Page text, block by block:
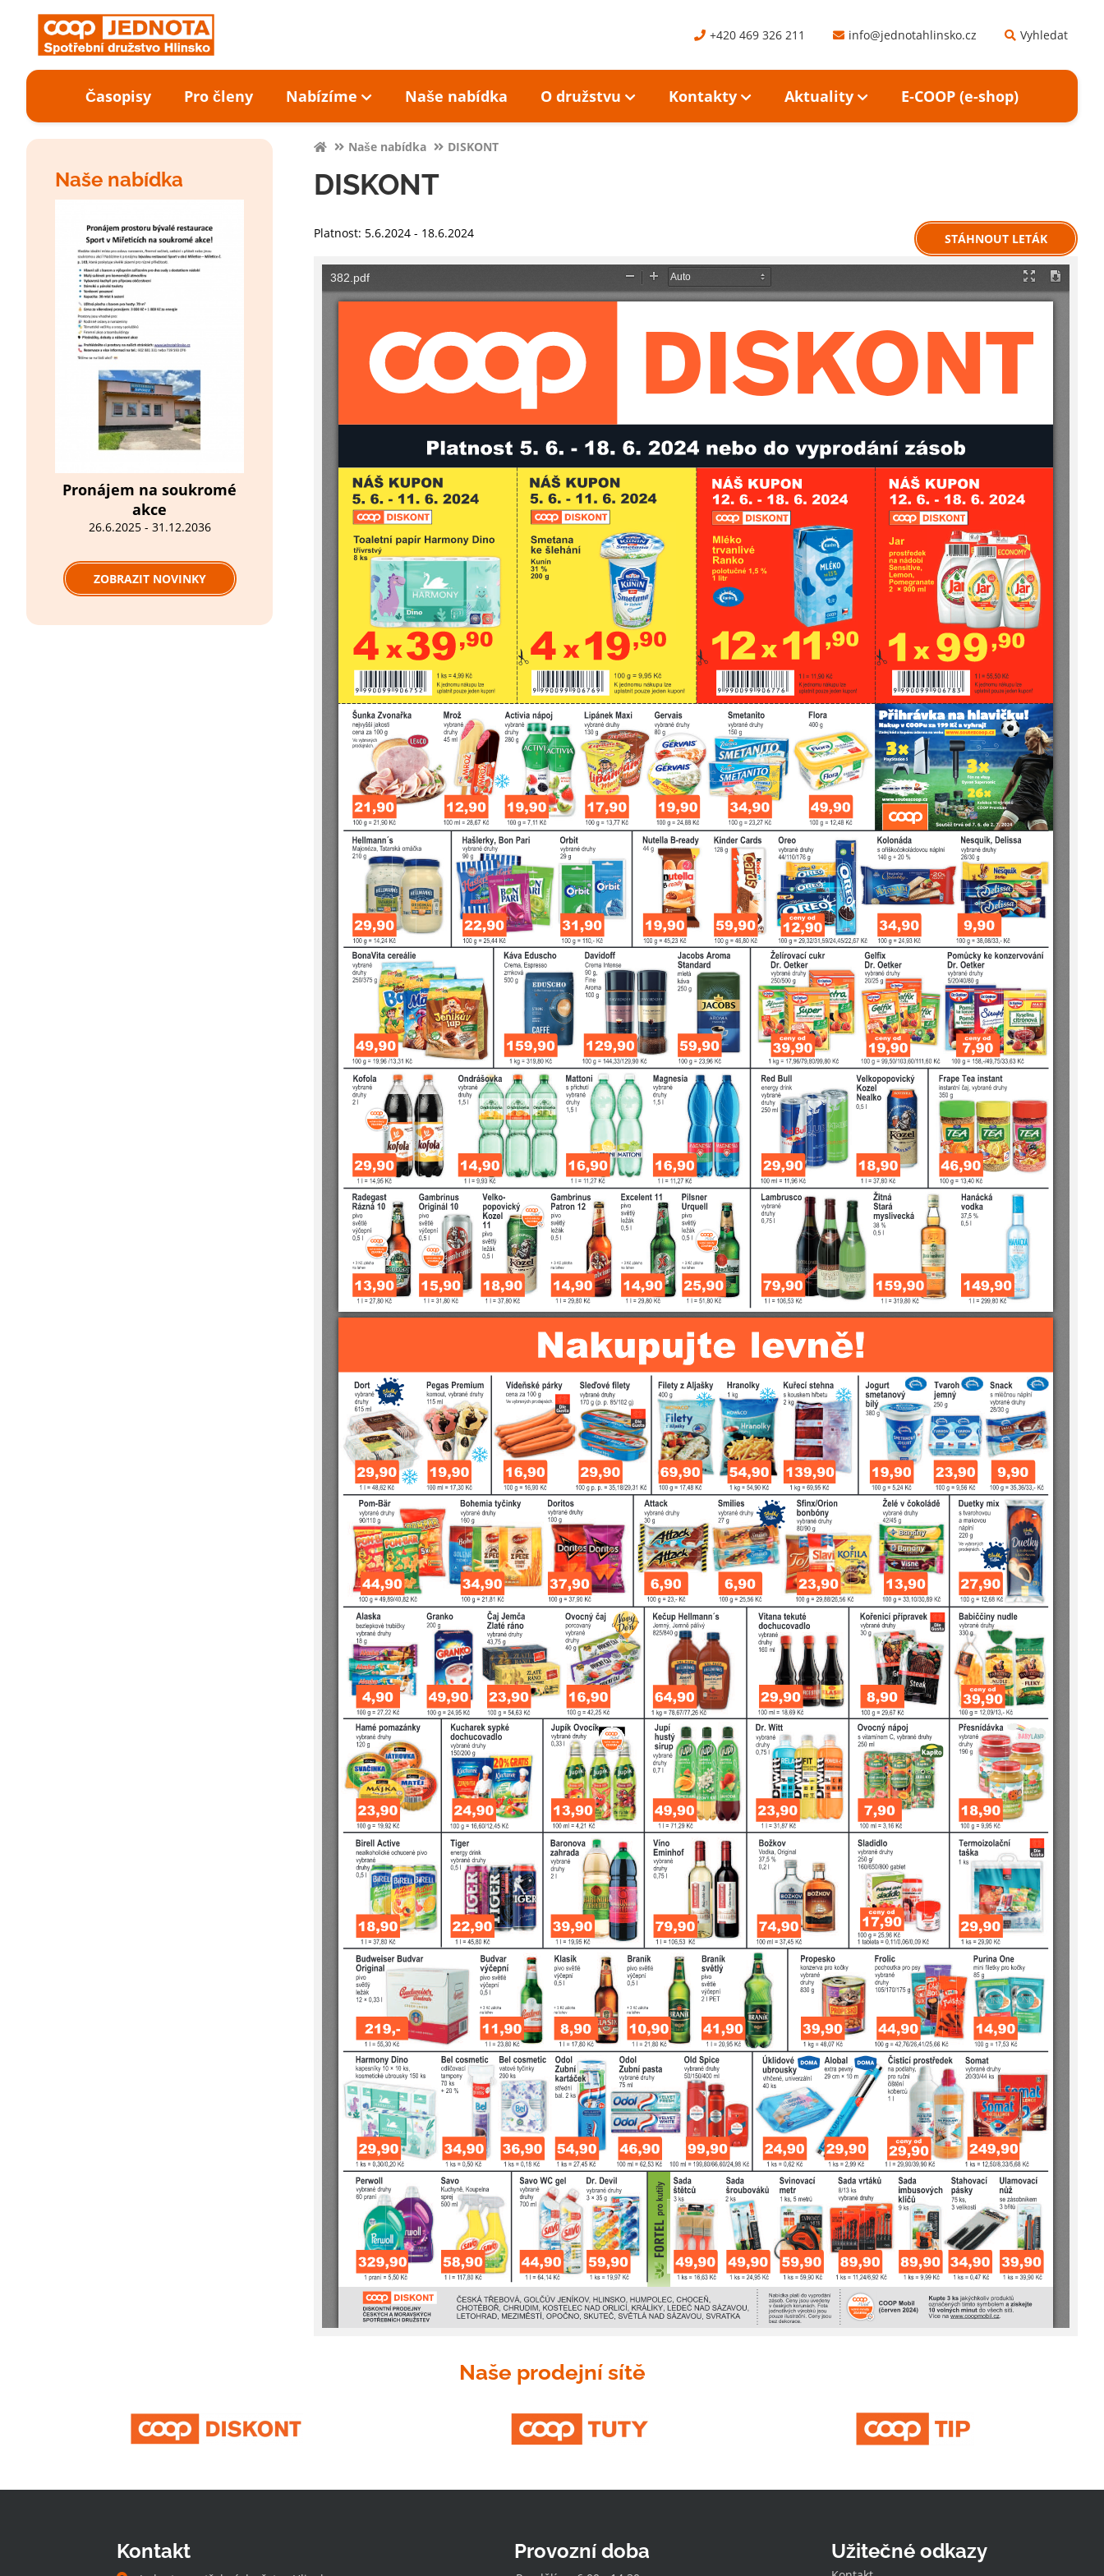
+420 469 326 211 info@jednotahlinsko.cz Vyhledat
Časopisy Pro členy Nabízíme Naše nabídka O družstvu Kontakty Aktuality E-COOP (e-shop)
Naše nabídka
Pronájem na soukromé
akce
26.6.2025 - 31.12.2036
ZOBRAZIT NOVINKY
Naše nabídka DISKONT
DISKONT
Platnost: 5.6.2024 - 18.6.2024 STÁHNOUT LETÁK
Naše prodejní sítě
Kontakt Provozní doba Užitečné odkazy